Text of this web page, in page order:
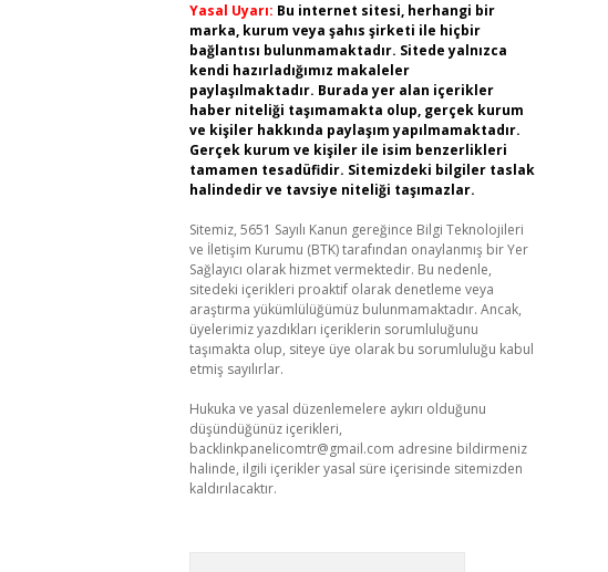
Yasal Uyarı: Bu internet sitesi, herhangi bir
marka, kurum veya şahıs şirketi ile hiçbir
bağlantısı bulunmamaktadır. Sitede yalnızca
kendi hazırladığımız makaleler
paylaşılmaktadır. Burada yer alan içerikler
haber niteliği taşımamakta olup, gerçek kurum
ve kişiler hakkında paylaşım yapılmamaktadır.
Gerçek kurum ve kişiler ile isim benzerlikleri
tamamen tesadüfidir. Sitemizdeki bilgiler taslak
halindedir ve tavsiye niteliği taşımazlar.
Sitemiz, 5651 Sayılı Kanun gereğince Bilgi Teknolojileri
ve İletişim Kurumu (BTK) tarafından onaylanmış bir Yer
Sağlayıcı olarak hizmet vermektedir. Bu nedenle,
sitedeki içerikleri proaktif olarak denetleme veya
araştırma yükümlülüğümüz bulunmamaktadır. Ancak,
üyelerimiz yazdıkları içeriklerin sorumluluğunu
taşımakta olup, siteye üye olarak bu sorumluluğu kabul
etmiş sayılırlar.
Hukuka ve yasal düzenlemelere aykırı olduğunu
düşündüğünüz içerikleri,
backlinkpanelicomtr@gmail.com adresine bildirmeniz
halinde, ilgili içerikler yasal süre içerisinde sitemizden
kaldırılacaktır.